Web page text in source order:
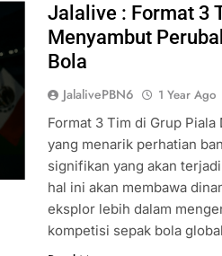
Jalalive : Format 3
Menyambut
Bola
JalalivePBN6 1 Year Ago
Format 3 Tim di Grup
yang menarik perhatian
signifikan yang akan
hal ini akan membawa
eksplor lebih dalam
kompetisi sepak bola